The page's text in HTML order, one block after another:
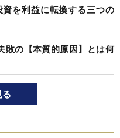
を利益に転換する三つの
敗の【本質的原因】とは何